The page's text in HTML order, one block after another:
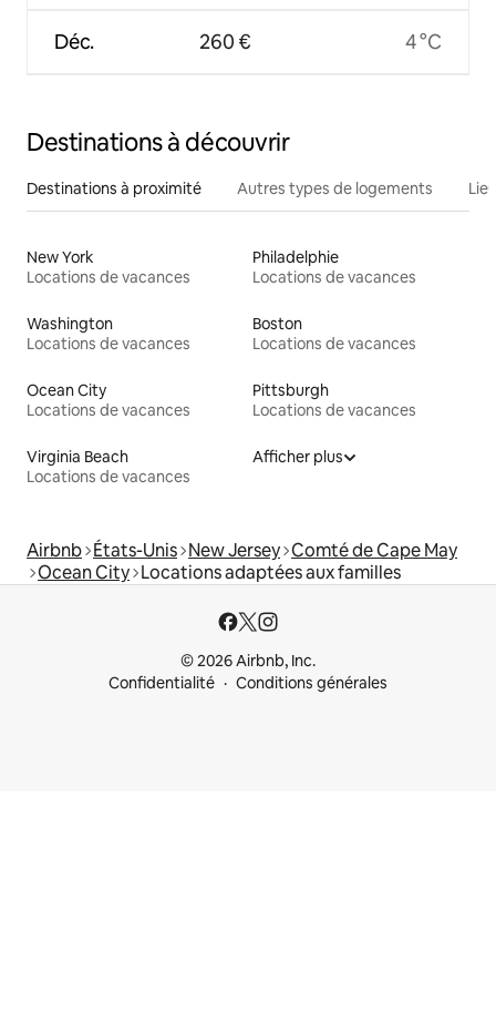
Déc. 260 € 4 °C
Destinations à découvrir
Destinations à proximité Autres types de logements
New York
Locations de vacances
Philadelphie
Locations de vacances
Washington
Locations de vacances
Boston
Locations de vacances
Ocean City
Locations de vacances
Pittsburgh
Locations de vacances
Virginia Beach
Locations de vacances
Afficher plus
Airbnb États-Unis New Jersey Comté de Cape May
Ocean City Locations adaptées aux familles
© 2026 Airbnb, Inc.
Confidentialité
Conditions générales